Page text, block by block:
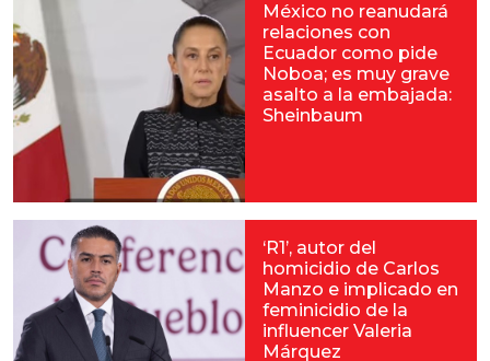
México no reanudará
relaciones con
Ecuador como pide
Noboa; es muy grave
asalto a la embajada:
Sheinbaum
‘R1’, autor del
homicidio de Carlos
Manzo e implicado en
feminicidio de la
influencer Valeria
Márquez